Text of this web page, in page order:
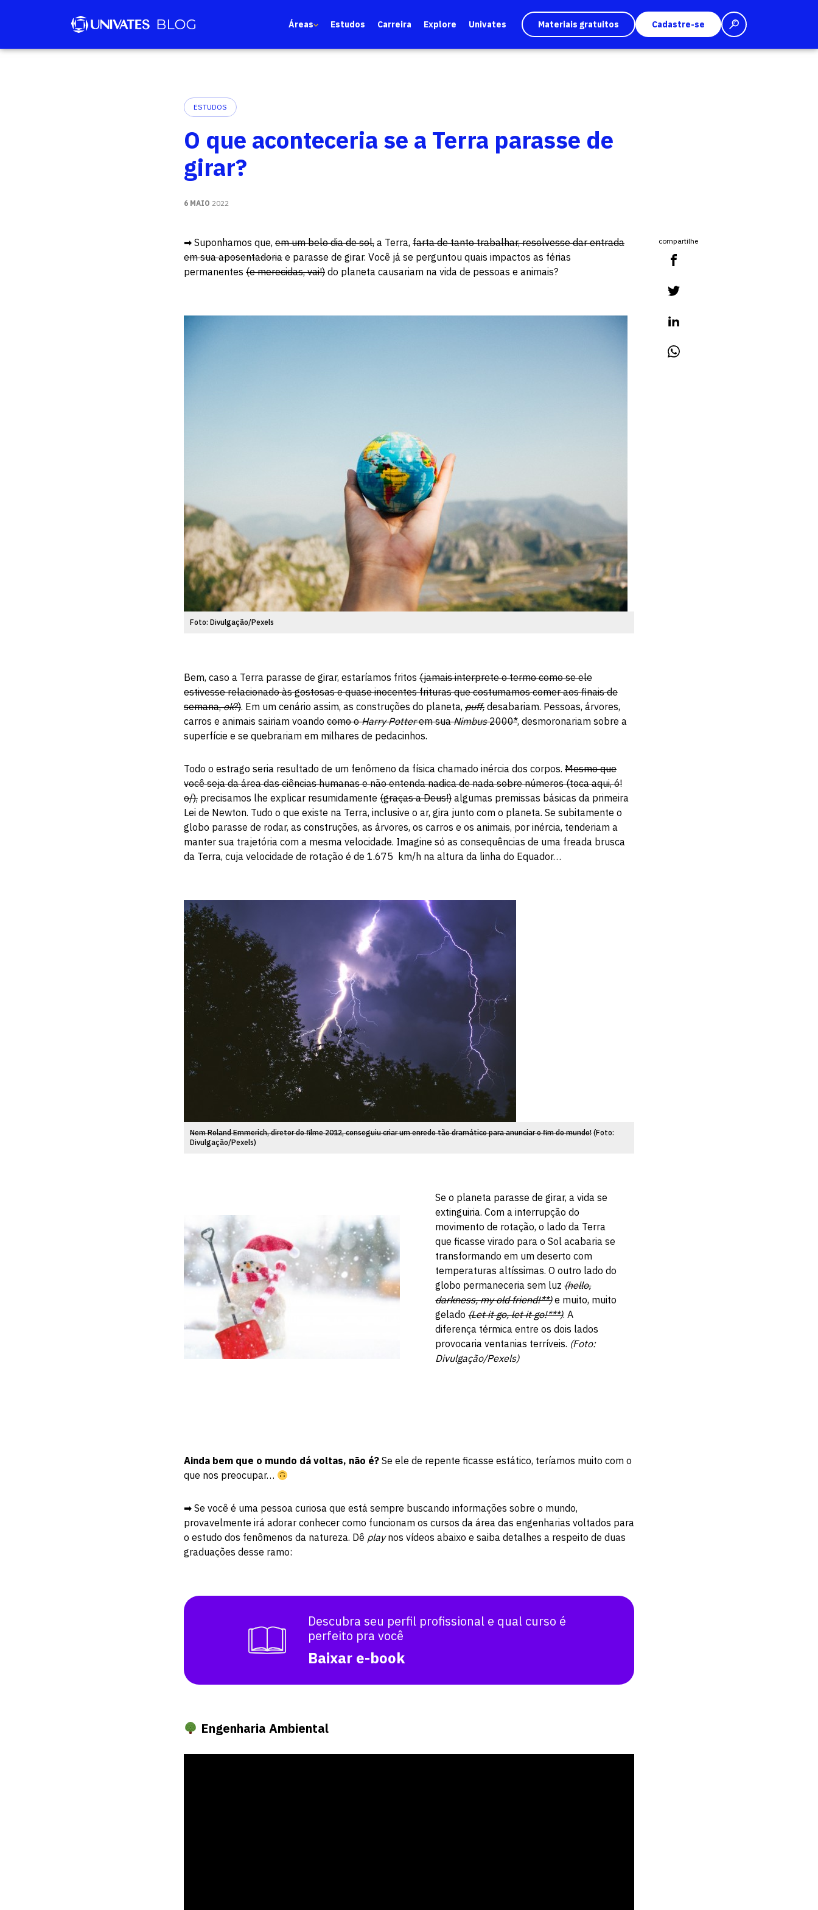
Áreas Estudos Carreira Explore Univates Materiais gratuitos Cadastre-se
ESTUDOS
O que aconteceria se a Terra parasse de
girar?
6 MAIO 2022
➡ Suponhamos que, em um belo dia de sol, a Terra, farta de tanto trabalhar,resolvesse dar entrada
em sua aposentadoria e parasse de girar. Você já se perguntou quais impactos as férias
permanentes (e merecidas, vai!) do planeta causariam na vida de pessoas e animais?
Foto: Divulgação/Pexels
Bem, caso a Terra parasse de girar, estaríamos fritos (jamais interprete o termo como se ele
estivesse relacionado às gostosas e quase inocentes frituras que costumamos comer aos finais de
semana,ok?). Em um cenário assim, as construções do planeta, puff, desabariam. Pessoas, árvores,
carros e animais sairiam voando como oHarry Potterem suaNimbus2000*, desmoronariam sobre a
superfície e se quebrariam em milhares de pedacinhos.
Todo o estrago seria resultado de um fenômeno da física chamado inércia dos corpos. Mesmo que
você seja da área das ciências humanas e não entenda nadica de nada sobre números (toca aqui, ó!
o/), precisamos lhe explicar resumidamente (graças a Deus!) algumas premissas básicas da primeira
Lei de Newton. Tudo o que existe na Terra, inclusive o ar, gira junto com o planeta. Se subitamente o
globo parasse de rodar, as construções, as árvores, os carros e os animais, por inércia, tenderiam a
manter sua trajetória com a mesma velocidade. Imagine só as consequências de uma freada brusca
da Terra, cuja velocidade de rotação é de 1.675 km/h na altura da linha do Equador…
Nem Roland Emmerich, diretor do filme 2012, conseguiu criar um enredo tão dramático para anunciar o fim do mundo! (Foto:
Divulgação/Pexels)
Se o planeta parasse de girar, a vida se
extinguiria. Com a interrupção do
movimento de rotação, o lado da Terra
que ficasse virado para o Sol acabaria se
transformando em um deserto com
temperaturas altíssimas. O outro lado do
globo permaneceria sem luz(hello,
darkness, my old friend!**)e muito, muito
gelado(Let it go, let it go!***). A
diferença térmica entre os dois lados
provocaria ventanias terríveis. (Foto:
Divulgação/Pexels)
Ainda bem que o mundo dá voltas, não é? Se ele de repente ficasse estático, teríamos muito com o
que nos preocupar…
➡ Se você é uma pessoa curiosa que está sempre buscando informações sobre o mundo,
provavelmente irá adorar conhecer como funcionam os cursos da área das engenharias voltados para
o estudo dos fenômenos da natureza. Dê playnos vídeos abaixo e saiba detalhes a respeito de duas
graduações desse ramo:
Descubra seu perfil profissional e qual curso é
perfeito pra você
Baixar e-book
Engenharia Ambiental
compartilhe